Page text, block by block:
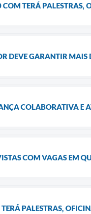
TERÁ PALESTRAS,
DEVE GARANTIR MAIS
COLABORATIVA
COM VAGAS EM
PALESTRAS,